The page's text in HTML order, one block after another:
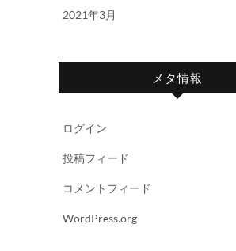
2021年3月
メタ情報
ログイン
投稿フィード
コメントフィード
WordPress.org